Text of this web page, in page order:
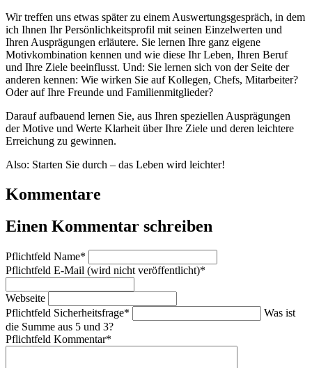
Wir treffen uns etwas später zu einem Auswertungsgespräch, in dem
ich Ihnen Ihr Persönlichkeitsprofil mit seinen Einzelwerten und
Ihren Ausprägungen erläutere. Sie lernen Ihre ganz eigene
Motivkombination kennen und wie diese Ihr Leben, Ihren Beruf
und Ihre Ziele beeinflusst. Und: Sie lernen sich von der Seite der
anderen kennen: Wie wirken Sie auf Kollegen, Chefs, Mitarbeiter?
Oder auf Ihre Freunde und Familienmitglieder?
Darauf aufbauend lernen Sie, aus Ihren speziellen Ausprägungen
der Motive und Werte Klarheit über Ihre Ziele und deren leichtere
Erreichung zu gewinnen.
Also: Starten Sie durch – das Leben wird leichter!
Kommentare
Einen Kommentar schreiben
Pflichtfeld Name*
Pflichtfeld E-Mail (wird nicht veröffentlicht)*
Webseite
Pflichtfeld Sicherheitsfrage*
Was ist
die Summe aus 5 und 3?
Pflichtfeld Kommentar*